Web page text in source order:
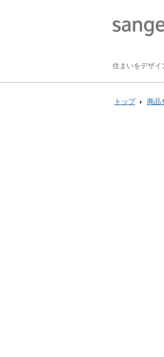
住まいをデザイ
トップ 商品